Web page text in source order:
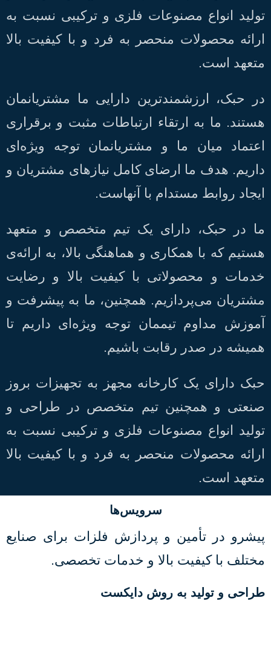
تولید انواع مصنوعات فلزی و ترکیبی نسبت به
ارائه محصولات منحصر به فرد و با کیفیت بالا
متعهد است.
در حبک، ارزشمندترین دارایی ما مشتریانمان
هستند. ما به ارتقاء ارتباطات مثبت و برقراری
اعتماد میان ما و مشتریانمان توجه ویژه‌ای
داریم. هدف ما ارضای کامل نیازهای مشتریان و
ایجاد روابط مستدام با آنهاست.
ما در حبک، دارای یک تیم متخصص و متعهد
هستیم که با همکاری و هماهنگی بالا، به ارائه‌ی
خدمات و محصولاتی با کیفیت بالا و رضایت
مشتریان می‌پردازیم. همچنین، ما به پیشرفت و
آموزش مداوم تیممان توجه ویژه‌ای داریم تا
همیشه در صدر رقابت باشیم.
حبک دارای یک کارخانه مجهز به تجهیزات بروز
صنعتی و همچنین تیم متخصص در طراحی و
تولید انواع مصنوعات فلزی و ترکیبی نسبت به
ارائه محصولات منحصر به فرد و با کیفیت بالا
متعهد است.
سرویس‌ها
پیشرو در تأمین و پردازش فلزات برای صنایع
مختلف با کیفیت بالا و خدمات تخصصی.
طراحی و تولید به روش دایکست